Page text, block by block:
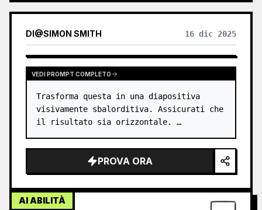
DI@SIMON SMITH 16 dic 2025
VEDI PROMPT COMPLETO
Trasforma questa in una diapositiva
visivamente sbalorditiva. Assicurati che
il risultato sia orizzontale. …
PROVA ORA
AI ABILITÀ